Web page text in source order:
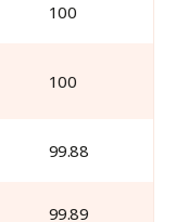
100
100
99.88
99.89